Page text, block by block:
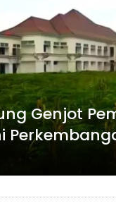
Genjot